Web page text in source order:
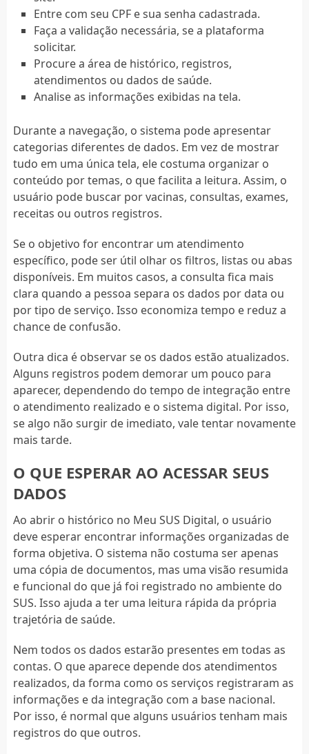
Entre com seu CPF e sua senha cadastrada.
Faça a validação necessária, se a plataforma
solicitar.
Procure a área de histórico, registros,
atendimentos ou dados de saúde.
Analise as informações exibidas na tela.
Durante a navegação, o sistema pode apresentar
categorias diferentes de dados. Em vez de mostrar
tudo em uma única tela, ele costuma organizar o
conteúdo por temas, o que facilita a leitura. Assim, o
usuário pode buscar por vacinas, consultas, exames,
receitas ou outros registros.
Se o objetivo for encontrar um atendimento
específico, pode ser útil olhar os filtros, listas ou abas
disponíveis. Em muitos casos, a consulta fica mais
clara quando a pessoa separa os dados por data ou
por tipo de serviço. Isso economiza tempo e reduz a
chance de confusão.
Outra dica é observar se os dados estão atualizados.
Alguns registros podem demorar um pouco para
aparecer, dependendo do tempo de integração entre
o atendimento realizado e o sistema digital. Por isso,
se algo não surgir de imediato, vale tentar novamente
mais tarde.
O QUE ESPERAR AO ACESSAR SEUS
DADOS
Ao abrir o histórico no Meu SUS Digital, o usuário
deve esperar encontrar informações organizadas de
forma objetiva. O sistema não costuma ser apenas
uma cópia de documentos, mas uma visão resumida
e funcional do que já foi registrado no ambiente do
SUS. Isso ajuda a ter uma leitura rápida da própria
trajetória de saúde.
Nem todos os dados estarão presentes em todas as
contas. O que aparece depende dos atendimentos
realizados, da forma como os serviços registraram as
informações e da integração com a base nacional.
Por isso, é normal que alguns usuários tenham mais
registros do que outros.